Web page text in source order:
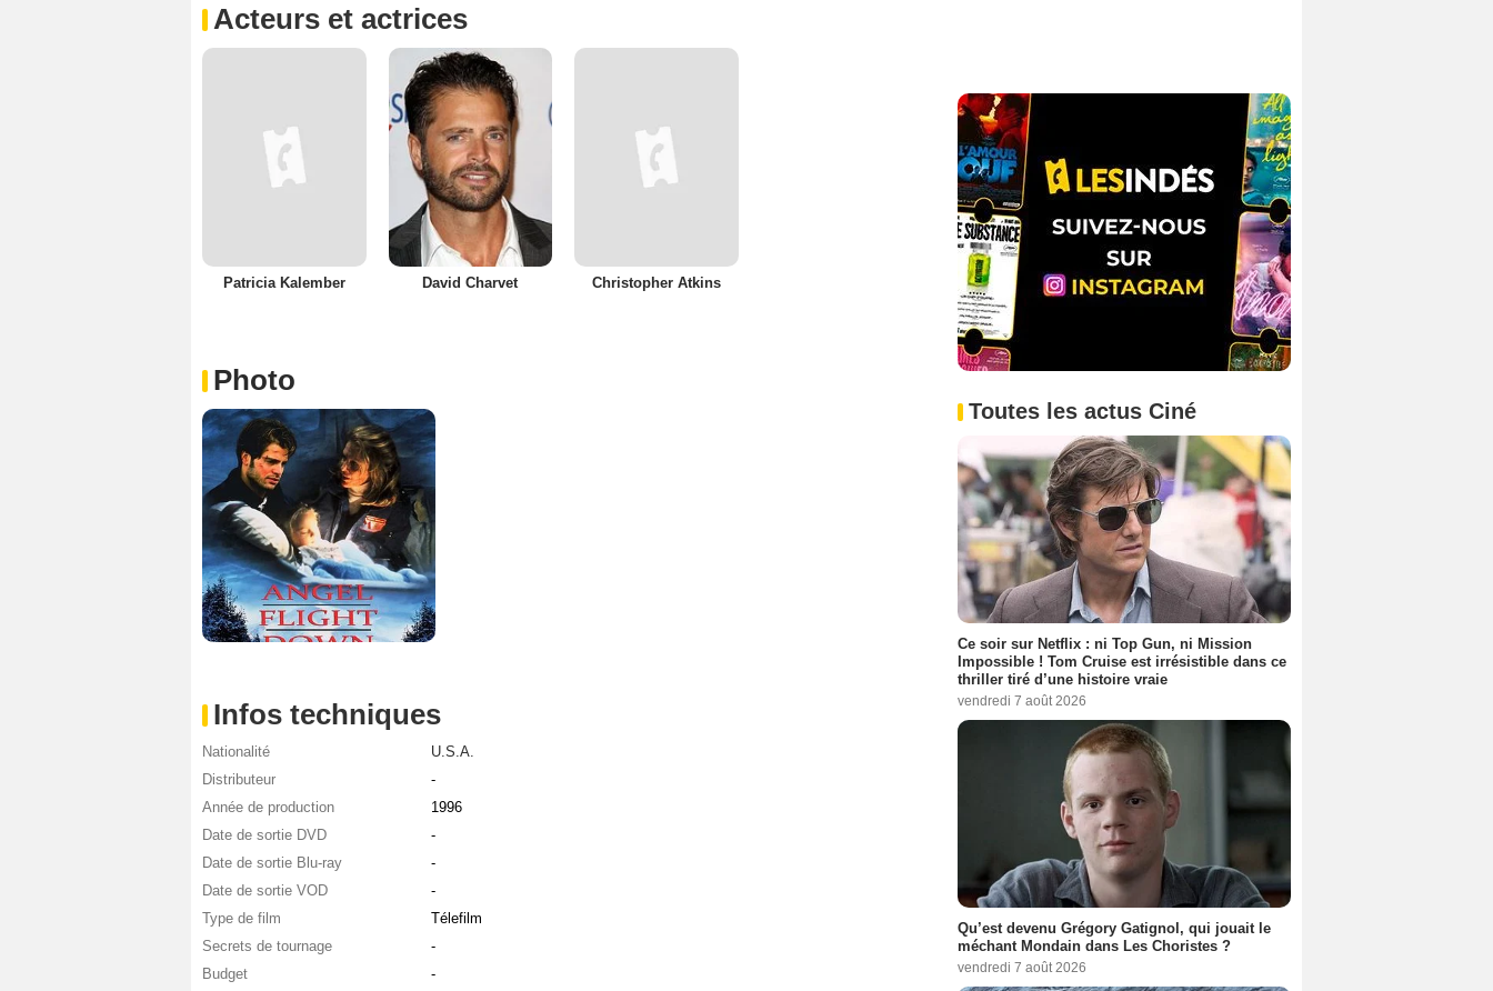
Acteurs et actrices
Patricia Kalember David Charvet Christopher Atkins
Photo
Infos techniques
Nationalité
U.S.A.
Distributeur
-
Année de production
1996
Date de sortie DVD
-
Date de sortie Blu-ray
-
Date de sortie VOD
-
Type de film
Télefilm
Secrets de tournage
-
Budget
-
Toutes les actus Ciné
Ce soir sur Netflix : ni Top Gun, ni Mission
Impossible ! Tom Cruise est irrésistible dans ce
thriller tiré d’une histoire vraie
vendredi 7 août 2026
Qu’est devenu Grégory Gatignol, qui jouait le
méchant Mondain dans Les Choristes ?
vendredi 7 août 2026